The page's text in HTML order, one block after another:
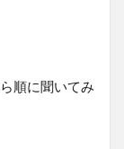
順に聞いてみ